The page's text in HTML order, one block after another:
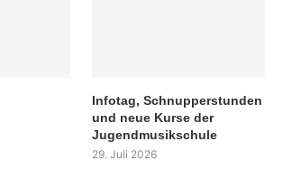
Infotag, Schnupperstunden
und neue Kurse der
Jugendmusikschule
29. Juli 2026